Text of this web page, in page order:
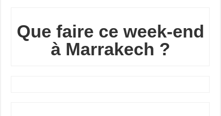
Que faire ce week-end
à Marrakech ?